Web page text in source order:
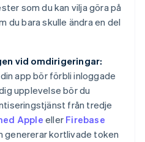
som du kan vilja göra på
du bara skulle ändra en del
vid omdirigeringar:
app bör förbli inloggade
upplevelse bör du
från tredje
Appleeller Firebase
genererar kortlivade token